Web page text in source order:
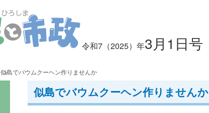
令和7 （2025） 年3月1日号
似島でバウムクーヘン作りませんか
似島でバウムクーヘン作りませんか